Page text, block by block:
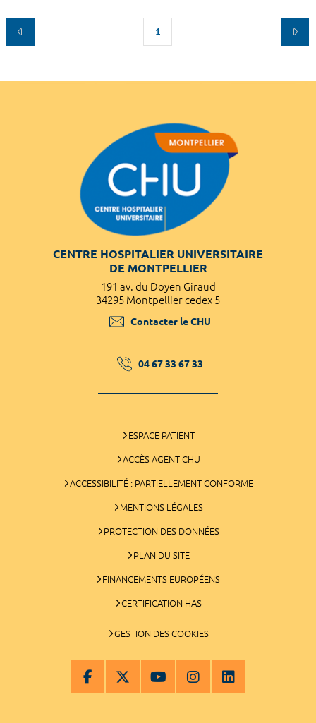
1
CENTRE HOSPITALIER UNIVERSITAIRE
DE MONTPELLIER
191 av. du Doyen Giraud
34295 Montpellier cedex 5
Contacter le CHU
04 67 33 67 33
ESPACE PATIENT
ACCÈS AGENT CHU
ACCESSIBILITÉ : PARTIELLEMENT CONFORME
MENTIONS LÉGALES
PROTECTION DES DONNÉES
PLAN DU SITE
FINANCEMENTS EUROPÉENS
CERTIFICATION HAS
GESTION DES COOKIES